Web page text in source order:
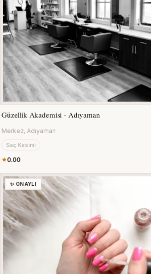
Güzellik Akademisi - Adıyaman
Merkez, Adıyaman
Saç Kesimi
0.00
✨ ONAYLI